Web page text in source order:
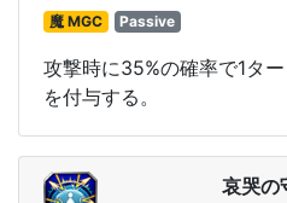
魔 MGC Passive
攻撃時に35%の確率で1タ
を付与する。
哀哭の